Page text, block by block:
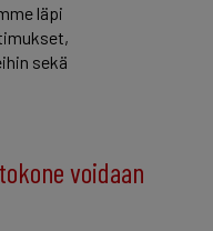
läpi
sekä
voidaan